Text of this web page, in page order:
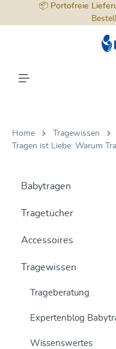
springen
📦 Portofreie
Home
Tragewissen
Tragen ist Liebe: Warum
Babytragen
Tragetücher
Accessoires
Tragewissen
Trageberatung
Expertenblog
Wissenswertes